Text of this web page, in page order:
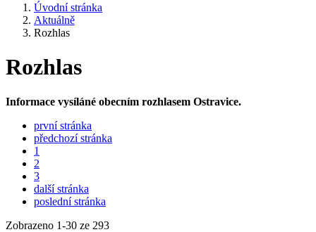
Úvodní stránka
Aktuálně
Rozhlas
Rozhlas
Informace vysíláné obecním rozhlasem Ostravice.
první stránka
předchozí stránka
1
2
3
další stránka
poslední stránka
Zobrazeno 1-30 ze 293